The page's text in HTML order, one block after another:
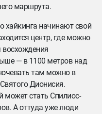
маршрута.
хайкинга начинают свой
центр, где можно
— в 1100 метров над
там можно в
Дионисия.
может стать Спилиос-
А оттуда уже люди